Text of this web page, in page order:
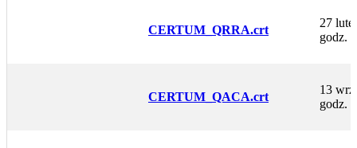
CERTUM_QRRA.crt
27
godz.
CERTUM_QACA.crt
13
godz.